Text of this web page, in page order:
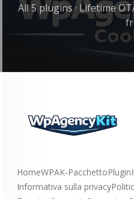
All 5 plugins · Lifetime
HomeWPAK-PacchettoPlugin
Informativa sulla privacy